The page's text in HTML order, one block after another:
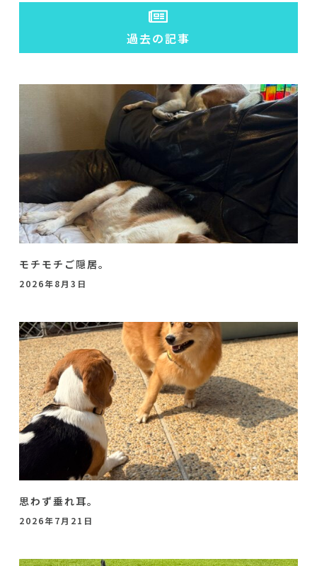
過去の記事
モチモチご隠居。
2026年8月3日
思わず垂れ耳。
2026年7月21日